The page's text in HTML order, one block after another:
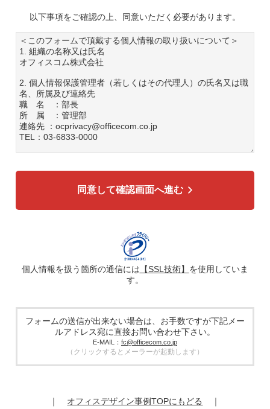
以下事項をご確認の上、同意いただく必要があります。
＜このフォームで頂戴する個人情報の取り扱いについて＞
1. 組織の名称又は氏名
オフィスコム株式会社
2. 個人情報保護管理者（若しくはその代理人）の氏名又は職
名、所属及び連絡先
職 名 ：部長
所 属 ：管理部
連絡先 ：ocprivacy@officecom.co.jp
TEL：03-6833-0000
広告配信の効率化、マーケティング活動などのために、氏
を、ハッシュ化などの適切なセキュリティ対策を施した上
で、広告配信サービス提供事業者に提供する場合がありま
す。提供した個人情報は、広告配信サービス提供事業者のプ
ライバシーポリシーに基づき取り扱われます。
5. 個人情報の取り扱い業務の委託
場合があります。その際、弊社は、個人情報を適切に保護で
きる管理体制を敷き実行していることを条件として委託先を
厳選したうえで、機密保持契約を委託先と締結し、お客様の
個人情報を厳密に管理させます。
提供記録の開示を請求することができます。
同意して確認画面へ進む
個人情報を扱う箇所の通信には 【SSL技術】 を使用していま
す。
フォームの送信が出来ない場合は、お手数ですが下記メー
ルアドレス宛に直接お問い合わせ下さい。
E-MAIL： fc@officecom.co.jp
（クリックするとメーラーが起動します）
｜ オフィスデザイン事例TOPにもどる ｜